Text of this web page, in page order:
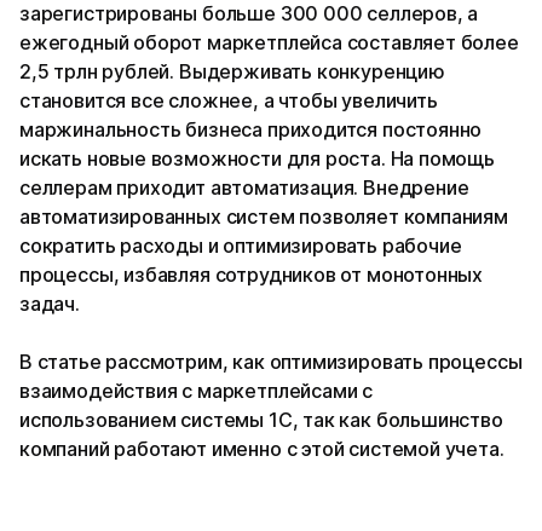
зарегистрированы больше 300 000 селлеров, а
ежегодный оборот маркетплейса составляет более
2,5 трлн рублей. Выдерживать конкуренцию
становится все сложнее, а чтобы увеличить
маржинальность бизнеса приходится постоянно
искать новые возможности для роста. На помощь
селлерам приходит автоматизация. Внедрение
автоматизированных систем позволяет компаниям
сократить расходы и оптимизировать рабочие
процессы, избавляя сотрудников от монотонных
задач.
В статье рассмотрим, как оптимизировать процессы
взаимодействия с маркетплейсами с
использованием системы 1С, так как большинство
компаний работают именно с этой системой учета.